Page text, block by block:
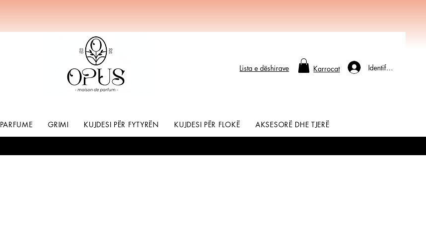
Lista e dëshirave Identifikohu
Karrocat
PARFUME GRIMI KUJDESI PËR FYTYRËN KUJDESI PËR FLOKË AKSESORË DHE TJERË